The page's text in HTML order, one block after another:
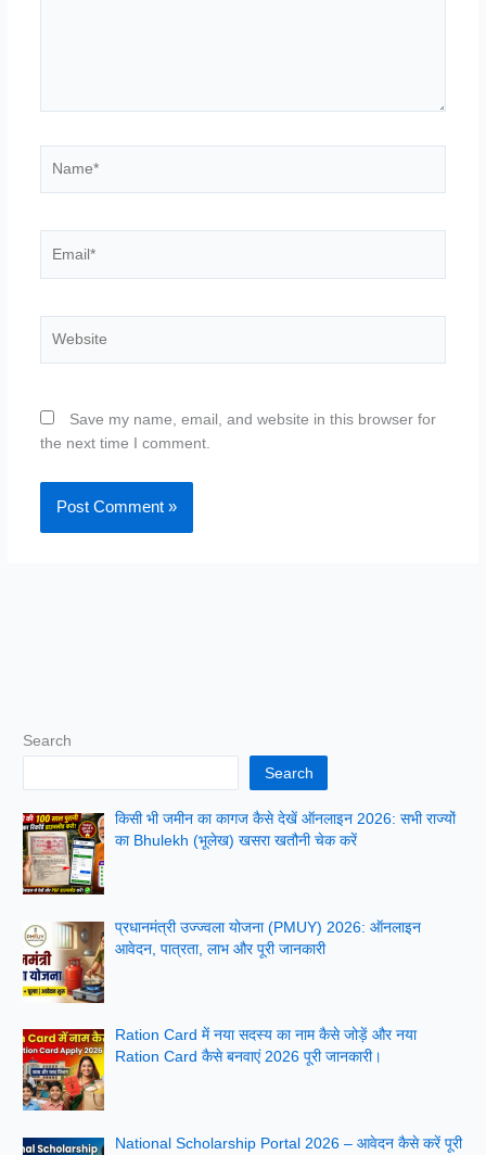
Save my name, email, and website in this browser for
the next time I comment.
Search
Search
किसी भी जमीन का कागज कैसे देखें ऑनलाइन 2026: सभी राज्यों
का Bhulekh (भूलेख) खसरा खतौनी चेक करें
प्रधानमंत्री उज्ज्वला योजना (PMUY) 2026: ऑनलाइन
आवेदन, पात्रता, लाभ और पूरी जानकारी
Ration Card में नया सदस्य का नाम कैसे जोड़ें और नया
Ration Card कैसे बनवाएं 2026 पूरी जानकारी।
National Scholarship Portal 2026 – आवेदन कैसे करें पूरी